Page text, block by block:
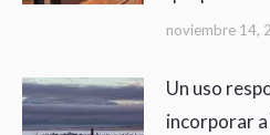
noviembre 14,
Un uso
incorporar a